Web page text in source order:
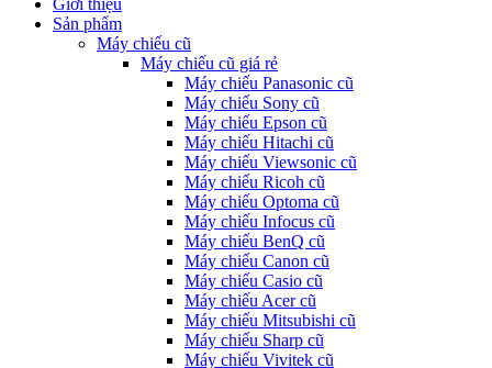
Sản phẩm
Máy chiếu cũ
Máy chiếu cũ giá rẻ
Máy chiếu Panasonic cũ
Máy chiếu Sony cũ
Máy chiếu Epson cũ
Máy chiếu Hitachi cũ
Máy chiếu Viewsonic cũ
Máy chiếu Ricoh cũ
Máy chiếu Optoma cũ
Máy chiếu Infocus cũ
Máy chiếu BenQ cũ
Máy chiếu Canon cũ
Máy chiếu Casio cũ
Máy chiếu Acer cũ
Máy chiếu Mitsubishi cũ
Máy chiếu Sharp cũ
Máy chiếu Vivitek cũ